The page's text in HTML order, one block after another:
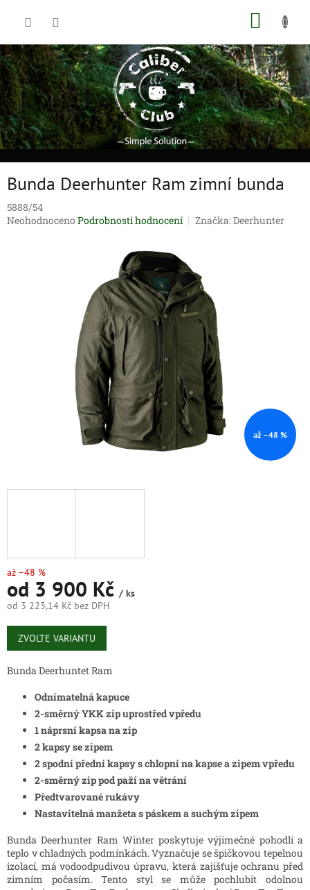
Bunda Deerhunter Ram zimní bunda
5888/54
Průměrné
Neohodnoceno Podrobnosti hodnocení Značka:Deerhunter
až –48 %
až –48 %
od 3 900 Kč / ks
od 3 223,14 Kč bez DPH
Měrná
cena:
ZVOLTE VARIANTU
Bunda Deerhuntet Ram
Odnímatelná kapuce
2-směrný YKK zip uprostřed vpředu
1 náprsní kapsa na zip
2 kapsy se zipem
2 spodní přední kapsy s chlopní na kapse a zipem vpředu
2-směrný zip pod paží na větrání
Předtvarované rukávy
Nastavitelná manžeta s páskem a suchým zipem
Bunda Deerhunter Ram Winter poskytuje výjimečné pohodlí a
teplo v chladných podmínkách. Vyznačuje se špičkovou tepelnou
izolací, má vodoodpudivou úpravu, která zajišťuje ochranu před
zimním počasím. Tento styl se může pochlubit odolnou